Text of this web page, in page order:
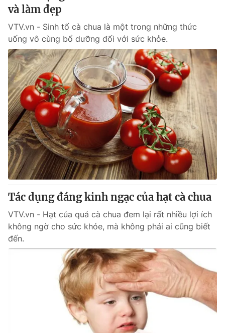
và làm đẹp
VTV.vn - Sinh tố cà chua là một trong những thức
uống vô cùng bổ dưỡng đối với sức khỏe.
Tác dụng đáng kinh ngạc của hạt cà chua
VTV.vn - Hạt của quả cà chua đem lại rất nhiều lợi ích
không ngờ cho sức khỏe, mà không phải ai cũng biết
đến.